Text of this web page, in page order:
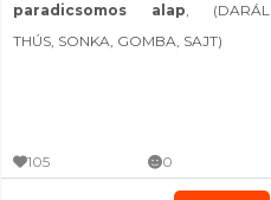
paradicsomos alap, (DARÁL
THÚS, SONKA, GOMBA, SAJT)
105 0